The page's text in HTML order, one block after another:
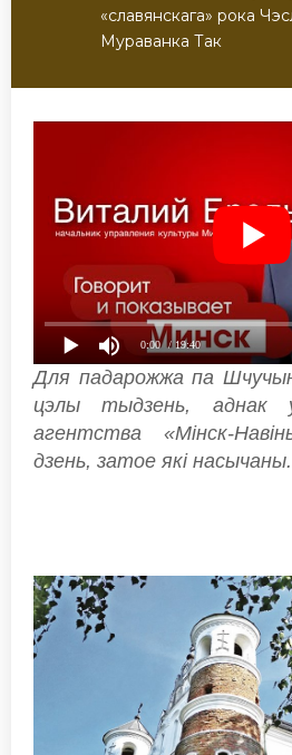
«славянскага» рока
Мураванка Так
0:00 / 19:40
Для падарожжа па
цэлы тыдзень, аднак
агентства «Мiнск-
дзень, затое якi насычаны.